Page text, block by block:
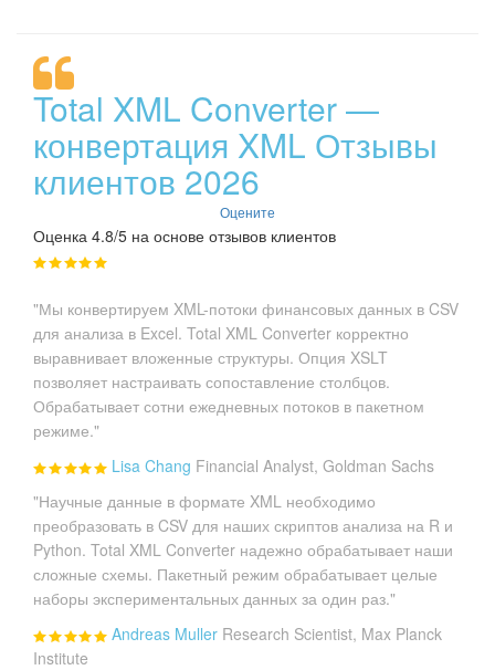
Total XML Converter —
конвертация XML Отзывы
клиентов 2026
Оцените
Оценка 4.8/5 на основе отзывов клиентов
"Мы конвертируем XML-потоки финансовых данных в CSV
для анализа в Excel. Total XML Converter корректно
выравнивает вложенные структуры. Опция XSLT
позволяет настраивать сопоставление столбцов.
Обрабатывает сотни ежедневных потоков в пакетном
режиме."
Lisa Chang Financial Analyst, Goldman Sachs
"Научные данные в формате XML необходимо
преобразовать в CSV для наших скриптов анализа на R и
Python. Total XML Converter надежно обрабатывает наши
сложные схемы. Пакетный режим обрабатывает целые
наборы экспериментальных данных за один раз."
Andreas Muller Research Scientist, Max Planck
Institute